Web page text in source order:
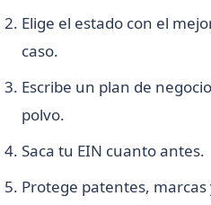
Elige el estado con el
caso.
Escribe un plan de
polvo.
Saca tu EIN cuanto antes.
Protege patentes,